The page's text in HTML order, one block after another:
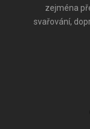
zejména
svařování,